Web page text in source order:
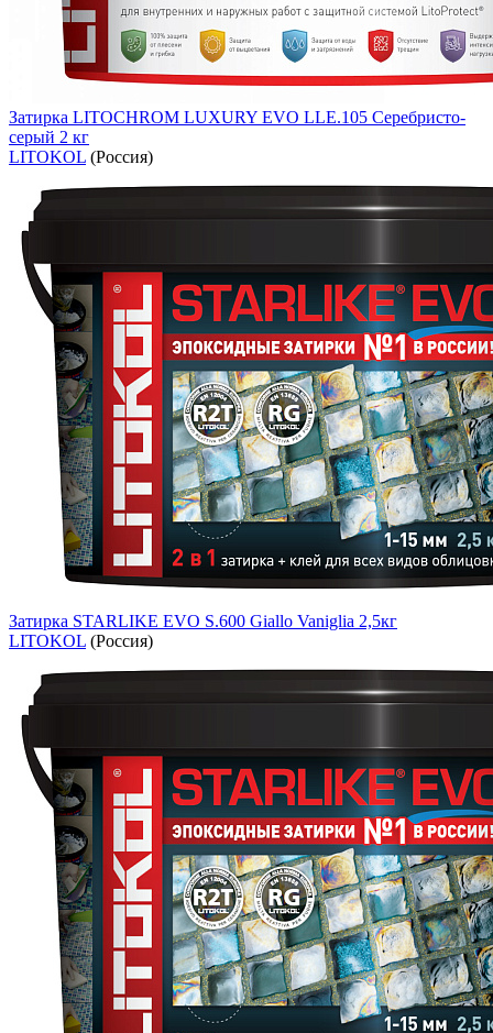
Затирка LITOCHROM LUXURY EVO LLE.105 Серебристо-
серый 2 кг
LITOKOL (Россия)
Затирка STARLIKE EVO S.600 Giallo Vaniglia 2,5кг
LITOKOL (Россия)